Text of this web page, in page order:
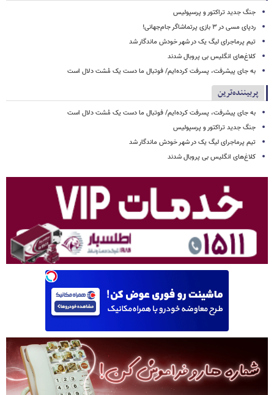
جنگ جدید تراکتور و پرسپولیس
ردپای مسی در ۳ بازی پرتماشاگر جام‌جهانی!
تیم پرماجرای لیگ یک در شهر خودش ماندگار شد
کلاغ‌های انگلیس بی پروبال شدند
به جای پیشرفت، پسرفت کرده‌ایم/ فوتبال ما دست یک مُشت دلال است
پربیننده‌ترین
به جای پیشرفت، پسرفت کرده‌ایم/ فوتبال ما دست یک مُشت دلال است
جنگ جدید تراکتور و پرسپولیس
تیم پرماجرای لیگ یک در شهر خودش ماندگار شد
کلاغ‌های انگلیس بی پروبال شدند